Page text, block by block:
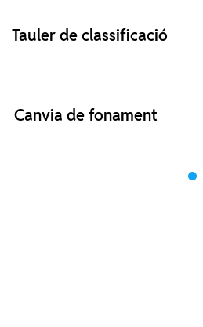
Tauler de classificació
Canvia de fonament